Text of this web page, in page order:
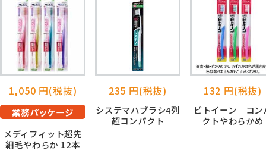
1,050 円(税抜)
業務パッケージ
メディフィット超先
細毛やわらか 12本
235 円(税抜)
システマハブラシ4列
超コンパクト
132 円(税抜)
ビトイーン コン
クトやわらかめ